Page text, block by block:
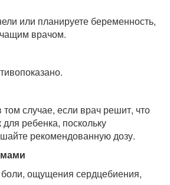
или планируете беременность,
врачом.
случае, если врач решит, что
ребенка, поскольку
рекомендованную дозу.
ощущения сердцебиения,